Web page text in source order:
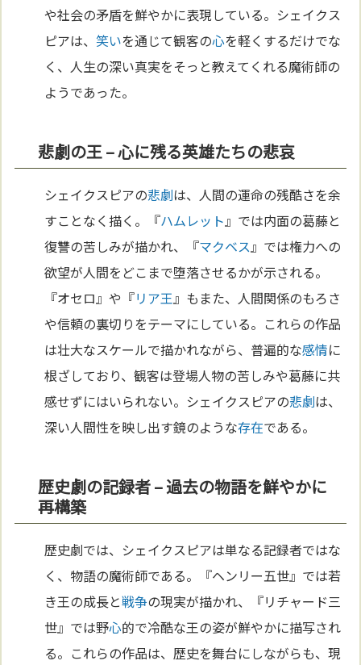
や社会の矛盾を鮮やかに表現している。シェイクス
ピアは、笑いを通じて観客の心を軽くするだけでな
く、人生の深い真実をそっと教えてくれる魔術師の
ようであった。
悲劇の王 – 心に残る英雄たちの悲哀
シェイクスピアの悲劇は、人間の運命の残酷さを余
すことなく描く。『ハムレット』では内面の葛藤と
復讐の苦しみが描かれ、『マクベス』では権力への
欲望が人間をどこまで堕落させるかが示される。
『オセロ』や『リア王』もまた、人間関係のもろさ
や信頼の裏切りをテーマにしている。これらの作品
は壮大なスケールで描かれながら、普遍的な感情に
根ざしており、観客は登場人物の苦しみや葛藤に共
感せずにはいられない。シェイクスピアの悲劇は、
深い人間性を映し出す鏡のような存在である。
歴史劇の記録者 – 過去の物語を鮮やかに
再構築
歴史劇では、シェイクスピアは単なる記録者ではな
く、物語の魔術師である。『ヘンリー五世』では若
き王の成長と戦争の現実が描かれ、『リチャード三
世』では野心的で冷酷な王の姿が鮮やかに描写され
る。これらの作品は、歴史を舞台にしながらも、現